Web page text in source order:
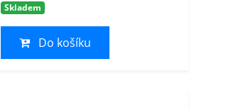
Skladem
Do košíku